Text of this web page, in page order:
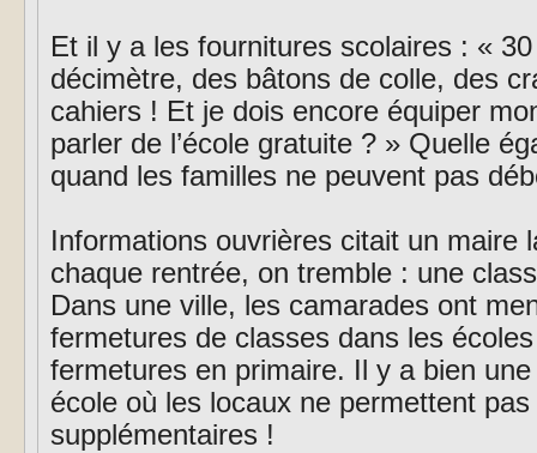
Et il y a les fournitures scolaires : «
décimètre, des bâtons de colle, des
cahiers ! Et je dois encore équiper
parler de l’école gratuite ? » Quelle
quand les familles ne peuvent pas
Informations ouvrières citait un maire
chaque rentrée, on tremble : une
Dans une ville, les camarades ont
fermetures de classes dans les
fermetures en primaire. Il y a bien
école où les locaux ne permettent pas
supplémentaires !